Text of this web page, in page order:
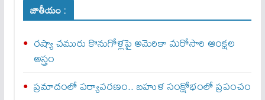
జాతీయం :
రష్యా చమురు కొనుగోళ్లపై అమెరికా మరోసారి ఆంక్షల
అస్త్రం
ప్రమాదంలో పర్యావరణం.. బహుళ సంక్షోభంలో ప్రపంచం